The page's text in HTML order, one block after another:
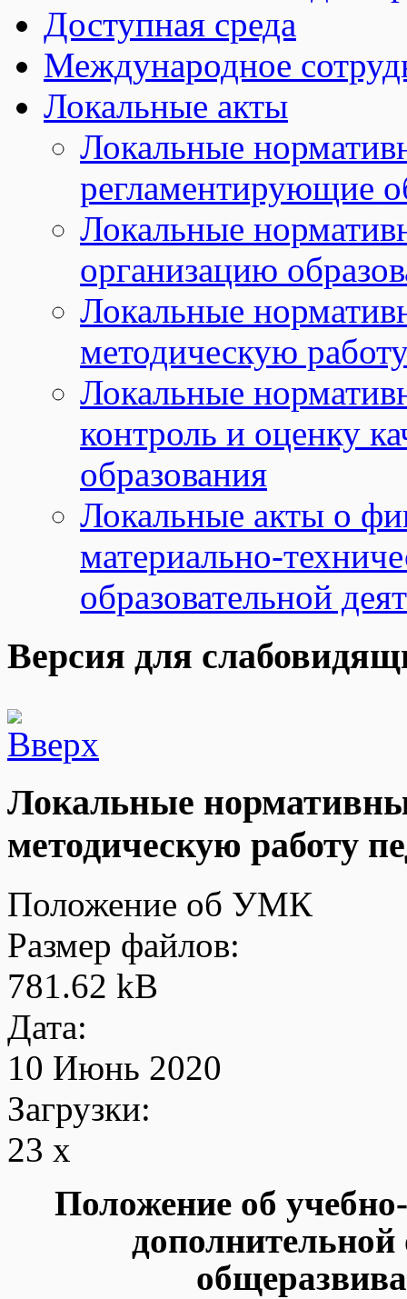
Доступная среда
Международное
Локальные акты
Локальные
регламентирующие
Локальные
организацию
Локальные
методическую
Локальные
контроль и оценку
образования
Локальные акты о
материально-
образовательной
Версия для
Локальные
методическую работу
Положение об УМК
Размер файлов:
781.62 kB
Дата:
10 Июнь 2020
Загрузки:
23 x
Положение об